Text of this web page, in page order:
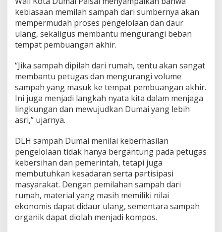
K
u
r
a
T
i
m
b
u
n
n
S
a
m
p
a
h
kebiasaan memilah sampah dari sumbernya akan
mempermudah proses pengelolaan dan daur
ulang, sekaligus membantu mengurangi beban
tempat pembuangan akhir.
“Jika sampah dipilah dari rumah, tentu akan sangat
membantu petugas dan mengurangi volume
sampah yang masuk ke tempat pembuangan akhir.
Ini juga menjadi langkah nyata kita dalam menjaga
lingkungan dan mewujudkan Dumai yang lebih
asri,” ujarnya.
DLH sampah Dumai menilai keberhasilan
pengelolaan tidak hanya bergantung pada petugas
kebersihan dan pemerintah, tetapi juga
membutuhkan kesadaran serta partisipasi
masyarakat. Dengan pemilahan sampah dari
rumah, material yang masih memiliki nilai
ekonomis dapat didaur ulang, sementara sampah
organik dapat diolah menjadi kompos.